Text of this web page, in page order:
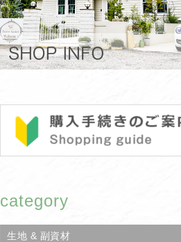
category
生地 & 副資材